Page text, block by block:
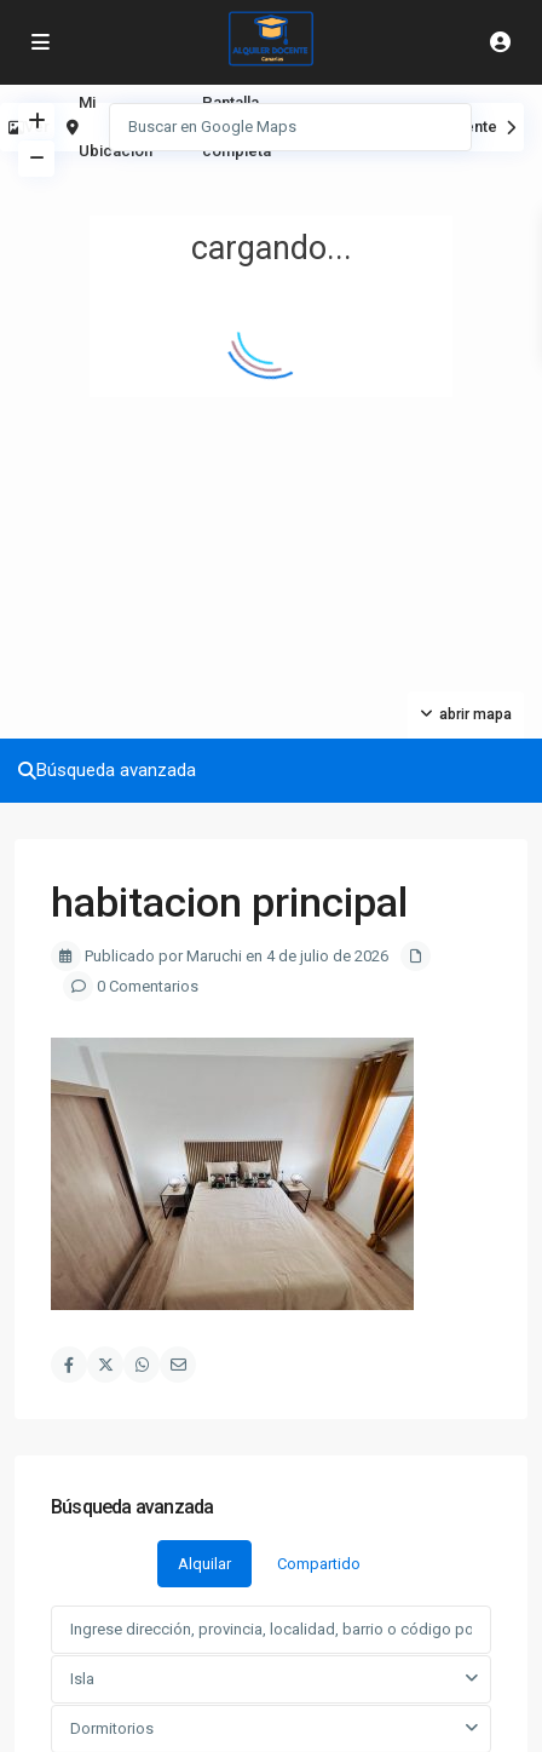
cargando...
abrir mapa
Ver
Mi
Ubicación
Pantalla
completa
Siguiente
Búsqueda avanzada
habitacion principal
Publicado por Maruchi en 4 de julio de 2026
0 Comentarios
Búsqueda avanzada
Alquilar Compartido
Isla
Dormitorios